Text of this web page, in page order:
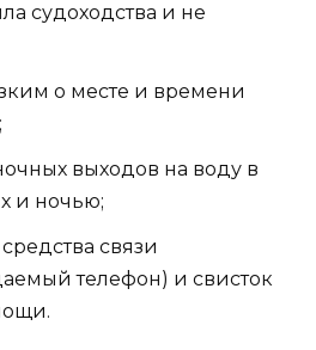
судоходства и не
о месте и времени
выходов на воду в
и ночью;
связи
телефон) и свисток